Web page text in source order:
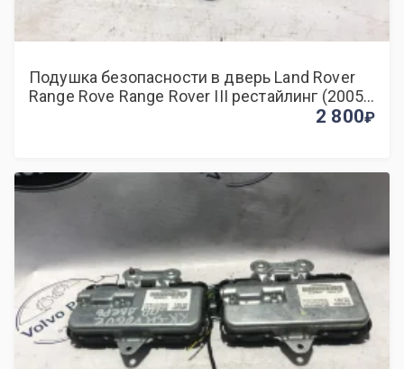
Подушка безопасности в дверь Land Rover
Range Rove Range Rover III рестайлинг (2005
2 800